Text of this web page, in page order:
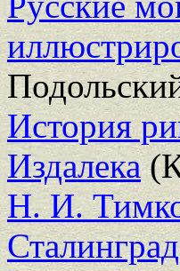
История
Издалека
Н. И.